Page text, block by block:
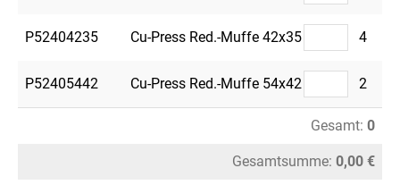
P52404235 Cu-Press Red.-Muffe 42x35 4
P52405442 Cu-Press Red.-Muffe 54x42 2
Gesamt: 0
Gesamtsumme: 0,00 €